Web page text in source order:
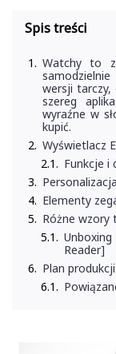
Spis treści
Watchy to
wersji tarczy,
szereg
wyraźne w
kupić.
Wyświetlacz
Funkcje i
Elementy
Różne wzory
Reader]
Plan